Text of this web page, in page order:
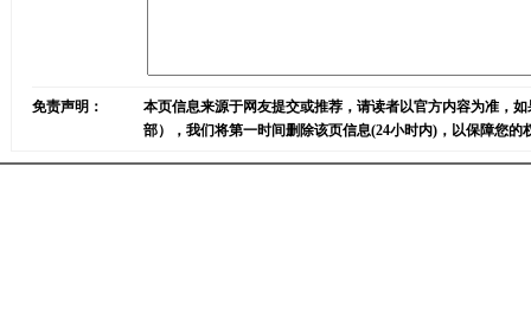
免责声明：
本页信息来源于网友提交或推荐，请读者以官方内容为准，
部），我们将第一时间删除该页信息(24小时内)，以保障您的